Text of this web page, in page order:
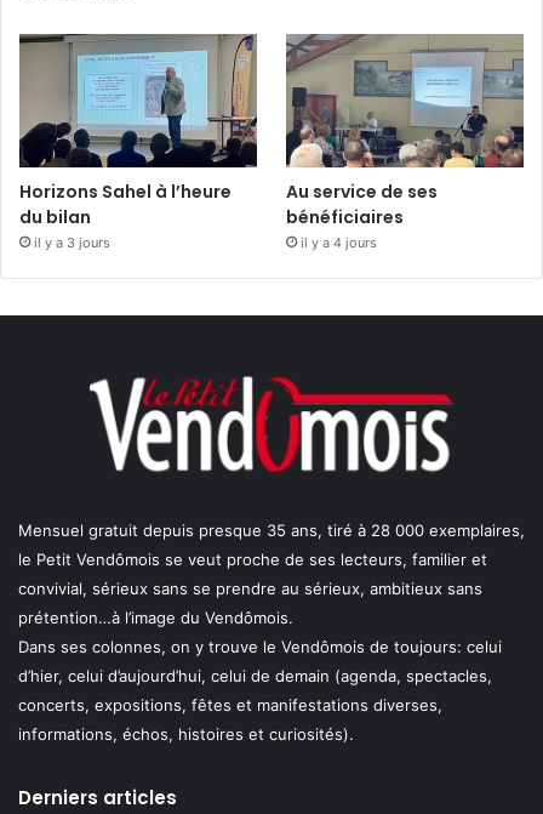
Horizons Sahel à l’heure
du bilan
il y a 3 jours
Au service de ses
bénéficiaires
il y a 4 jours
Mensuel gratuit depuis presque 35 ans, tiré à 28 000 exemplaires,
le Petit Vendômois se veut proche de ses lecteurs, familier et
convivial, sérieux sans se prendre au sérieux, ambitieux sans
prétention…à l’image du Vendômois.
Dans ses colonnes, on y trouve le Vendômois de toujours: celui
d’hier, celui d’aujourd’hui, celui de demain (agenda, spectacles,
concerts, expositions, fêtes et manifestations diverses,
informations, échos, histoires et curiosités).
Derniers articles